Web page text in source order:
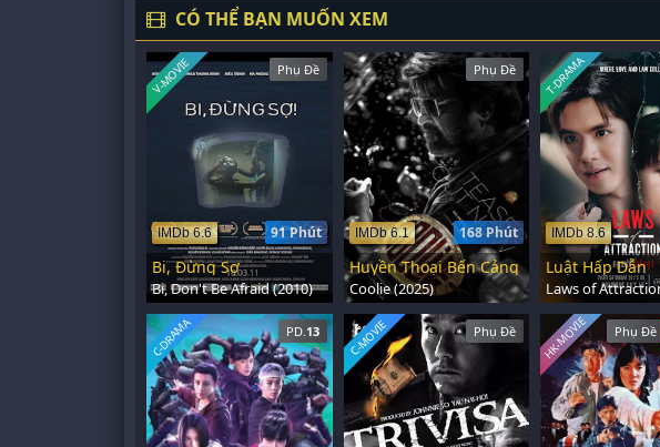
CÓ THỂ BẠN MUỐN XEM
Phụ Đề
91 Phút
IMDb 6.6
V-MOVIE
Bi, Đừng Sợ
Bi, Don't Be Afraid (2010)
Phụ Đề
168 Phút
IMDb 6.1
Huyền Thoại Bến Cảng
Coolie (2025)
IMDb 8.6
T-DRAMA
Luật Hấp Dẫn
Laws of
PD. 13
C-DRAMA Phụ Đề
C-MOVIE Phụ Đề
HK-MOVIE